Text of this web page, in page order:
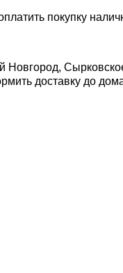
покупку
Новгород,
доставку до